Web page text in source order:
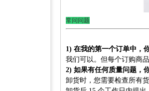
常问问题
1) 在我的第一个订单中，
我们可以。但每个订购商
2) 如果有任何质量问题，
卸货时，您需要检查所有